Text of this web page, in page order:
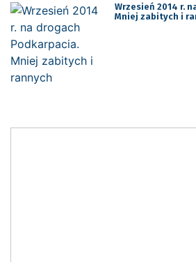
Wrzesień 2014 r.
Mniej zabitych i